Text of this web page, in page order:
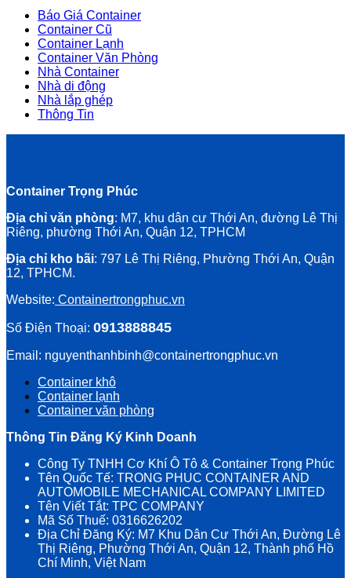
Báo Giá Container
Container Cũ
Container Lạnh
Container Văn Phòng
Nhà Container
Nhà di động
Nhà lắp ghép
Thông Tin
Container Trọng Phúc
Địa chỉ văn phòng: M7, khu dân cư Thới An, đường Lê Thị
Riêng, phường Thới An, Quận 12, TPHCM
Địa chỉ kho bãi: 797 Lê Thị Riêng, Phường Thới An, Quận
12, TPHCM.
Website: Containertrongphuc.vn
Số Điện Thoại: 0913888845
Email: nguyenthanhbinh@containertrongphuc.vn
Container khô
Container lạnh
Container văn phòng
Thông Tin Đăng Ký Kinh Doanh
Công Ty TNHH Cơ Khí Ô Tô & Container Trọng Phúc
Tên Quốc Tế: TRONG PHUC CONTAINER AND
AUTOMOBILE MECHANICAL COMPANY LIMITED
Tên Viết Tắt: TPC COMPANY
Mã Số Thuế: 0316626202
Địa Chỉ Đăng Ký: M7 Khu Dân Cư Thới An, Đường Lê
Thị Riêng, Phường Thới An, Quận 12, Thành phố Hồ
Chí Minh, Việt Nam